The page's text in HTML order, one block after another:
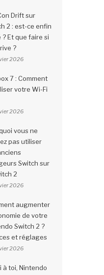
Drift sur
2 : est-ce enfin
? Et que faire si
?
2026
7 : Comment
votre Wi-Fi
2026
vous ne
pas utiliser
Switch sur
2
2026
augmenter
de votre
Switch 2 ?
et réglages
2026
à toi, Nintendo